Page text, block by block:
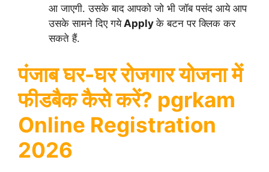
आ जाएगी. उसके बाद आपको जो भी जॉब पसंद आये आप
उसके सामने दिए गयेApplyके बटन पर क्लिक कर
सकते हैं.
पंजाब घर-घर रोजगार योजना में
फीडबैक कैसे करें? pgrkam
Online Registration
2026